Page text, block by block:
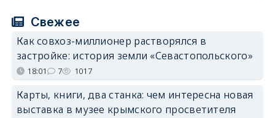
Свежее
Как совхоз-миллионер растворялся в
застройке: история земли «Севастопольского»
18:01 7 1017
Карты, книги, два станка: чем интересна новая
выставка в музее крымского просветителя